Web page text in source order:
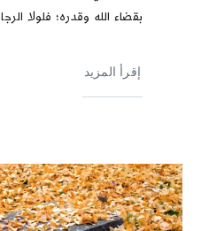
بقضاء الله وقدره؛ فلولا
إقرأ المزيد